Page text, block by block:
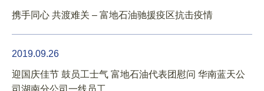
携手同心 共渡难关 – 富地石油驰援疫区抗击疫情
2019.09.26
迎国庆佳节 鼓员工士气 富地石油代表团慰问 华南蓝天公
司湖南分公司一线员工